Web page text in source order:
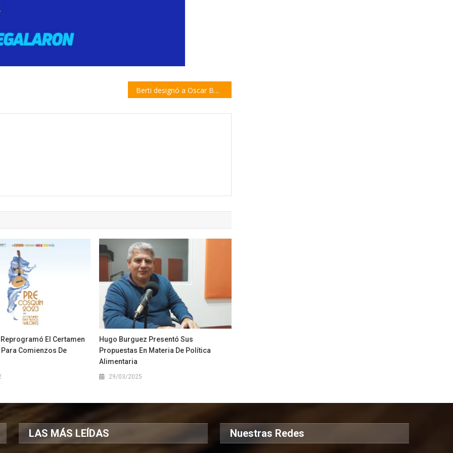
Berti designó a Oscar Bardey como Director de Vecinales
El Certamen
Comienzos De
Hugo Burguez Presentó Sus
Propuestas En Materia De Política
Alimentaria
29/03/2025
LAS MÁS LEÍDAS Nuestras Redes